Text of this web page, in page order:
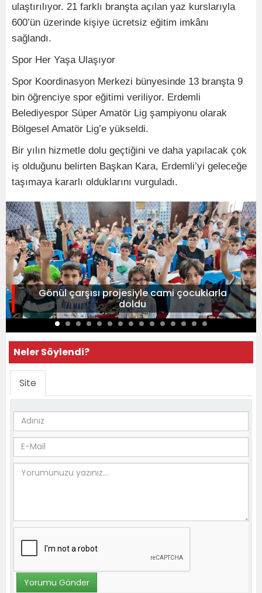
ulaştırılıyor. 21 farklı branşta açılan yaz kurslarıyla
600’ün üzerinde kişiye ücretsiz eğitim imkânı
sağlandı.
Spor Her Yaşa Ulaşıyor
Spor Koordinasyon Merkezi bünyesinde 13 branşta 9
bin öğrenciye spor eğitimi veriliyor. Erdemli
Belediyespor Süper Amatör Lig şampiyonu olarak
Bölgesel Amatör Lig’e yükseldi.
Bir yılın hizmetle dolu geçtiğini ve daha yapılacak çok
iş olduğunu belirten Başkan Kara, Erdemli’yi geleceğe
taşımaya kararlı olduklarını vurguladı.
Gönül çarşısı projesiyle cami çocuklarla
doldu
Neler Söylendi?
Site